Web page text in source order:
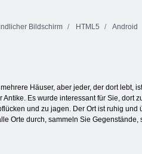
Bildschirm HTML5 Android
Häuser, aber jeder, der dort lebt,
Es wurde interessant für Sie, dort
und zu jagen. Der Ort ist ruhig und
Orte durch, sammeln Sie Gegenstände,